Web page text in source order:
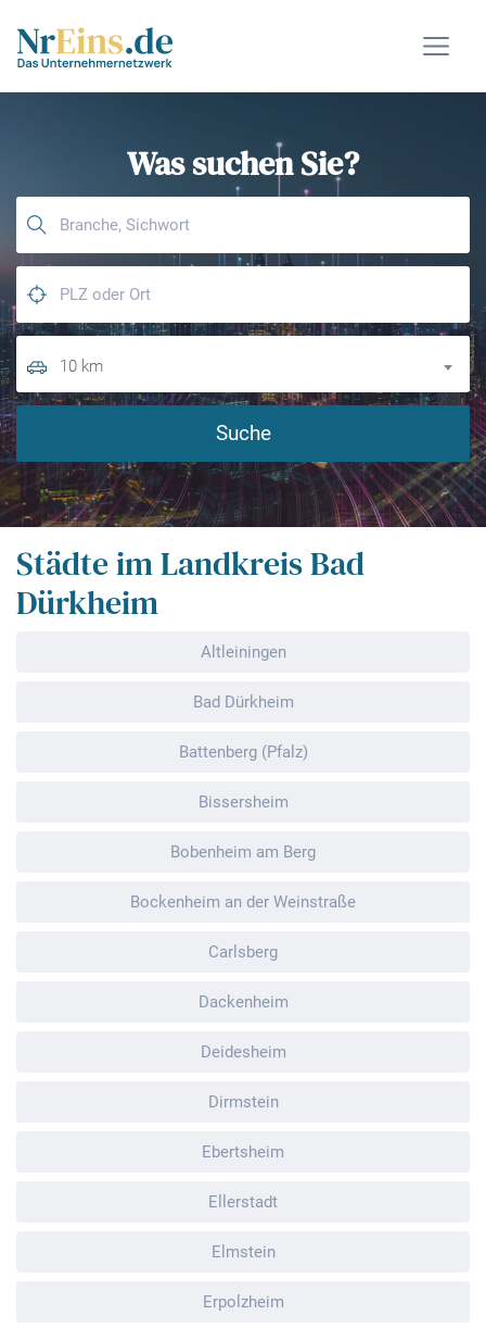
Was suchen Sie?
10 km
Suche
Städte im Landkreis Bad
Dürkheim
Altleiningen
Bad Dürkheim
Battenberg (Pfalz)
Bissersheim
Bobenheim am Berg
Bockenheim an der Weinstraße
Carlsberg
Dackenheim
Deidesheim
Dirmstein
Ebertsheim
Ellerstadt
Elmstein
Erpolzheim